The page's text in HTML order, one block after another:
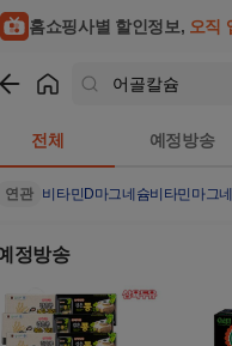
홈쇼핑사별 할인정보, 오직
전체 예정방송
연관 비타민D마그네슘비타민 마그
정방송